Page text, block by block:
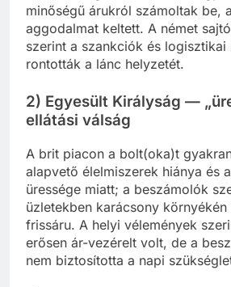
minőségű árukról számoltak be,
aggodalmat keltett. A német
szerint a szankciók és logisztikai
rontották a lánc helyzetét.
2) Egyesült Királyság —
ellátási válság
A brit piacon a bolt(oka)t
alapvető élelmiszerek hiánya és
üressége miatt; a beszámolók
üzletekben karácsony
frissáru. A helyi vélemények
erősen ár-vezérelt volt, de a
nem biztosította a napi